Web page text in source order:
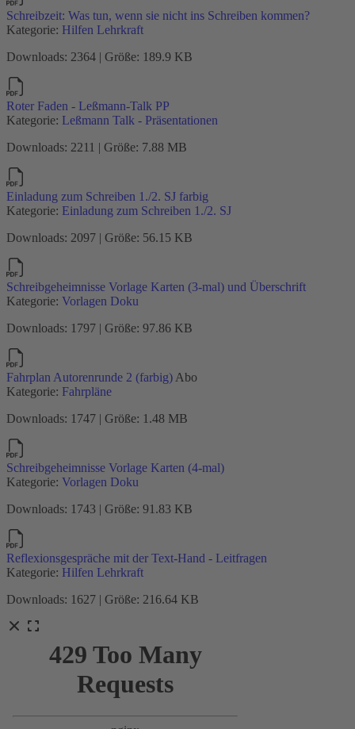
Schreibzeit: Was tun, wenn sie nicht ins Schreiben kommen?
Kategorie: Hilfen Lehrkraft
Downloads: 2364 | Größe: 189.9 KB
Roter Faden - Leßmann-Talk PP
Kategorie: Leßmann Talk - Präsentationen
Downloads: 2211 | Größe: 7.88 MB
Einladung zum Schreiben 1./2. SJ farbig
Kategorie: Einladung zum Schreiben 1./2. SJ
Downloads: 2097 | Größe: 56.15 KB
Schreibgeheimnisse Vorlage Karten (3-mal) und Überschrift
Kategorie: Vorlagen Doku
Downloads: 1797 | Größe: 97.86 KB
Fahrplan Autorenrunde 2 (farbig) Abo
Kategorie: Fahrpläne
Downloads: 1747 | Größe: 1.48 MB
Schreibgeheimnisse Vorlage Karten (4-mal)
Kategorie: Vorlagen Doku
Downloads: 1743 | Größe: 91.83 KB
Reflexionsgespräche mit der Text-Hand - Leitfragen
Kategorie: Hilfen Lehrkraft
Downloads: 1627 | Größe: 216.64 KB